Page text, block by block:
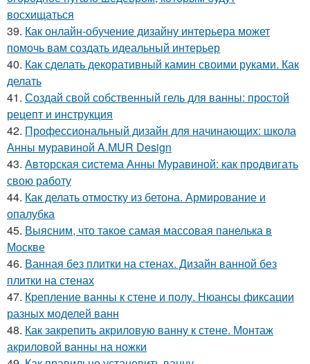
восхищаться
39. Как онлайн-обучение дизайну интерьера может
помочь вам создать идеальный интерьер
40. Как сделать декоративный камин своими руками. Как
делать
41. Создай свой собственный гель для ванны: простой
рецепт и инструкция
42. Профессиональный дизайн для начинающих: школа
Анны муравиной A.MUR Design
43. Авторская система Анны Муравиной: как продвигать
свою работу
44. Как делать отмостку из бетона. Армирование и
опалубка
45. Выясним, что такое самая массовая панелька в
Москве
46. Ванная без плитки на стенах. Дизайн ванной без
плитки на стенах
47. Крепление ванны к стене и полу. Нюансы фиксации
разных моделей ванн
48. Как закрепить акриловую ванну к стене. Монтаж
акриловой ванны на ножки